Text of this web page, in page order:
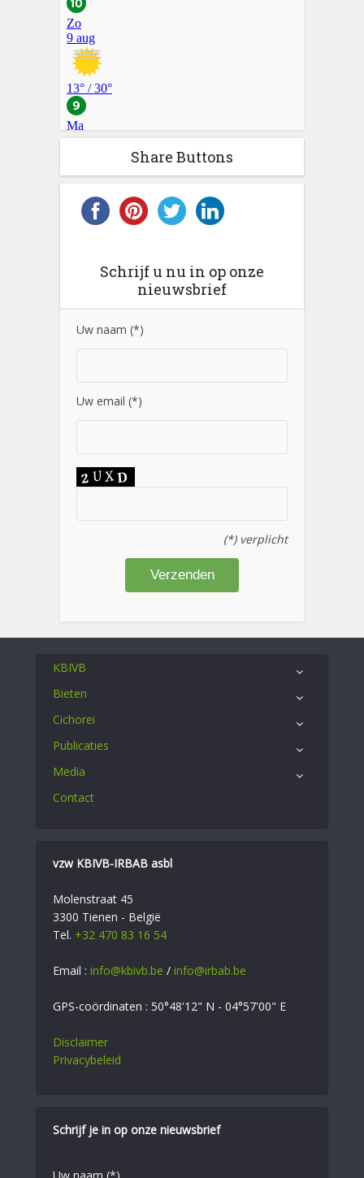
Share Buttons
Schrijf u nu in op onze
nieuwsbrief
Uw naam (*)
Uw email (*)
(*) verplicht
KBIVB
Bieten
Cichorei
Publicaties
Media
Contact
vzw KBIVB-IRBAB asbl
Molenstraat 45
3300 Tienen - België
Tel. +32 470 83 16 54
Email : info@kbivb.be / info@irbab.be
GPS-coördinaten : 50°48'12" N - 04°57'00" E
Disclaimer
Privacybeleid
Schrijf je in op onze nieuwsbrief